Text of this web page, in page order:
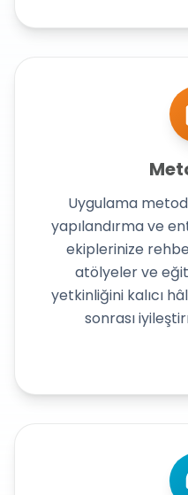
Uygulama
yapılandırma ve
ekiplerinize
atölyeler ve
yetkinliğini kalıcı
sonrası